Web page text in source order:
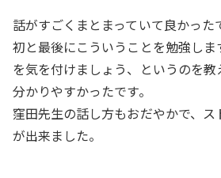
話がすごくまとまっていて良かった
初と最後にこういうことを勉強しま
を気を付けましょう、というのを教
分かりやすかったです。
窪田先生の話し方もおだやかで、ス
が出来ました。